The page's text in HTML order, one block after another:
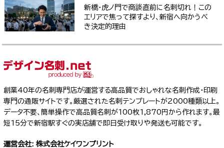
新橋・虎ノ門で商談直前に名刺切れ！この
エリアで焦って探すより、新宿へ向かうべ
き決定的理由
創業40年の名刺専門店が運営する高品質でおしゃれな名刺作成・印刷
専門の通販サイトです。厳選された名刺テンプレートが2000種類以上。
データ不要、簡単操作で高品質名刺が100枚1,870円から作れます。最
短15分で新宿駅すぐの実店舗で即日受け取りや発送も可能です。
運営会社: 株式会社ケイワンプリント